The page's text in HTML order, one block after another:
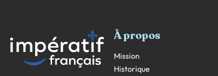
À propos
Mission
Historique